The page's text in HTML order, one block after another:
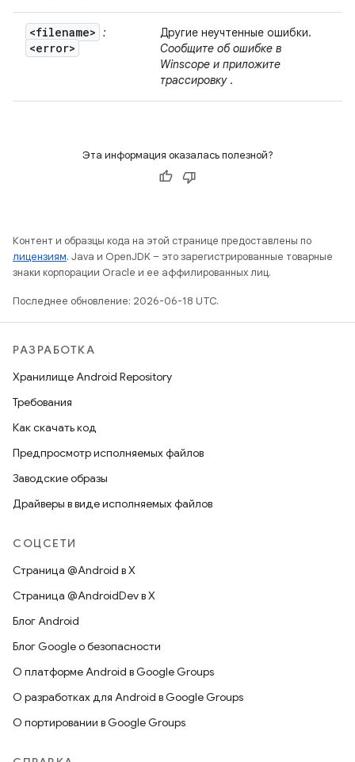
<filename> :
<error>
Другие неучтенные ошибки.
Сообщите об ошибке в
Winscope и приложите
трассировку.
Эта информация оказалась полезной?
Контент и образцы кода на этой странице предоставлены по
лицензиям. Java и OpenJDK – это зарегистрированные товарные
знаки корпорации Oracle и ее аффилированных лиц.
Последнее обновление: 2026-06-18 UTC.
РАЗРАБОТКА
Хранилище Android Repository
Требования
Как скачать код
Предпросмотр исполняемых файлов
Заводские образы
Драйверы в виде исполняемых файлов
СОЦСЕТИ
Страница @Android в X
Страница @AndroidDev в X
Блог Android
Блог Google о безопасности
О платформе Android в Google Groups
О разработках для Android в Google Groups
О портировании в Google Groups